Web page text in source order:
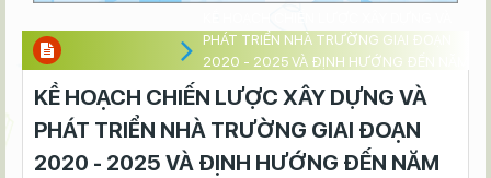
PHÁT TRIỂN NHÀ TRƯỜNG GIAI ĐOẠN
2020 - 2025 VÀ ĐỊNH HƯỚNG ĐẾN NĂM
KỀ HOẠCH CHIẾN LƯỢC XÂY DỰNG VÀ
PHÁT TRIỂN NHÀ TRƯỜNG GIAI ĐOẠN
2020 - 2025 VÀ ĐỊNH HƯỚNG ĐẾN NĂM